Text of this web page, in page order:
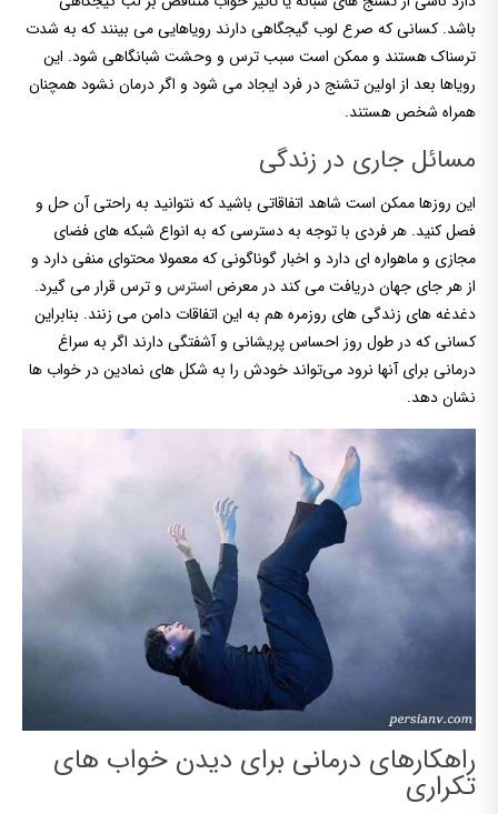
باشد. کسانی که صرع لوب گیجگاهی دارند رویاهایی می بینند که به شدت
ترسناک هستند و ممکن است سبب ترس و وحشت شبانگاهی شود. این
رویاها بعد از اولین تشنج در فرد ایجاد می شود و اگر درمان نشود همچنان
همراه شخص هستند.
مسائل جاری در زندگی
این روزها ممکن است شاهد اتفاقاتی باشید که نتوانید به راحتی آن حل و
فصل کنید. هر فردی با توجه به دسترسی که به انواع شبکه های فضای
مجازی و ماهواره ای دارد و اخبار گوناگونی که معمولا محتوای منفی دارد و
از هر جای جهان دریافت می کند در معرض استرس و ترس قرار می گیرد.
دغدغه های زندگی های روزمره هم به این اتفاقات دامن می زنند. بنابراین
کسانی که در طول روز احساس پریشانی و آشفتگی دارند اگر به سراغ
درمانی برای آنها نرود می‌تواند خودش را به شکل های نمادین در خواب ها
نشان دهد.
راهکارهای درمانی برای دیدن خواب های
تکراری